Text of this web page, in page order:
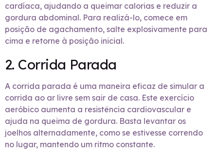
cardíaca, ajudando a queimar calorias e reduzir a
gordura abdominal. Para realizá-lo, comece em
posição de agachamento, salte explosivamente para
cima e retorne à posição inicial.
2. Corrida Parada
A corrida parada é uma maneira eficaz de simular a
corrida ao ar livre sem sair de casa. Este exercício
aeróbico aumenta a resistência cardiovascular e
ajuda na queima de gordura. Basta levantar os
joelhos alternadamente, como se estivesse correndo
no lugar, mantendo um ritmo constante.